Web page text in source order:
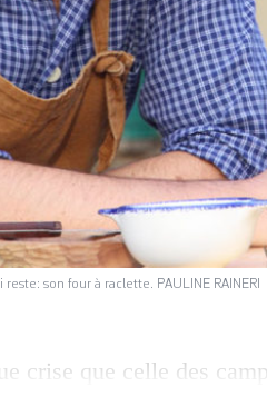
son four à raclette. PAULINE RAINERI
crise que celle des